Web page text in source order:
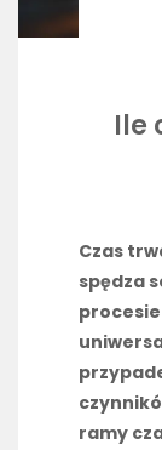
Ile
Czas
spędza
ramy